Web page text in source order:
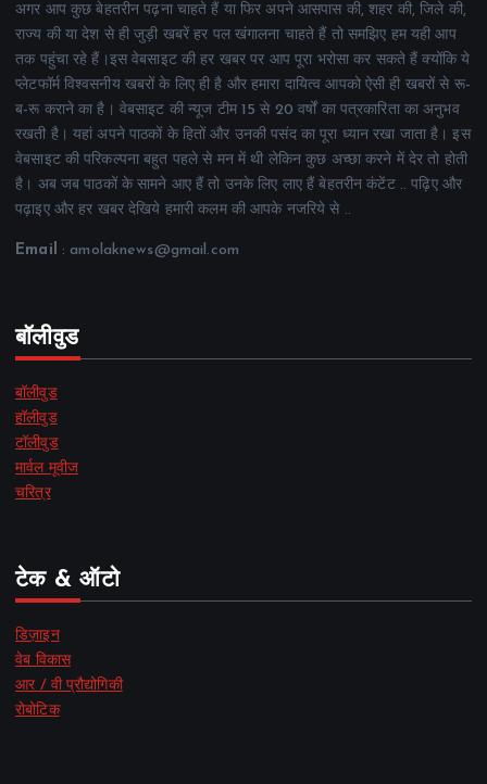
अगर आप कुछ बेहतरीन पढ़ना चाहते हैं या फिर अपने आसपास की, शहर की, जिले की,
राज्य की या देश से ही जुड़ी खबरें हर पल खंगालना चाहते हैं तो समझिए हम यही आप
तक पहुंचा रहे हैं।इस वेबसाइट की हर खबर पर आप पूरा भरोसा कर सकते हैं क्योंकि ये
प्लेटफॉर्म विश्वसनीय खबरों के लिए ही है और हमारा दायित्व आपको ऐसी ही खबरों से रू-
ब-रू कराने का है। वेबसाइट की न्यूज टीम 15 से 20 वर्षों का पत्रकारिता का अनुभव
रखती है। यहां अपने पाठकों के हितों और उनकी पसंद का पूरा ध्यान रखा जाता है। इस
वेबसाइट की परिकल्पना बहुत पहले से मन में थी लेकिन कुछ अच्छा करने में देर तो होती
है। अब जब पाठकों के सामने आए हैं तो उनके लिए लाए हैं बेहतरीन कंटेंट .. पढ़िए और
पढ़ाइए और हर खबर देखिये हमारी कलम की आपके नजरिये से ..
Email : amolaknews@gmail.com
बॉलीवुड
बॉलीवुड
हॉलीवुड
टॉलीवुड
मार्वल मूवीज
चरित्र
टेक & ऑटो
डिज़ाइन
वेब विकास
आर / वी प्रौद्योगिकी
रोबोटिक